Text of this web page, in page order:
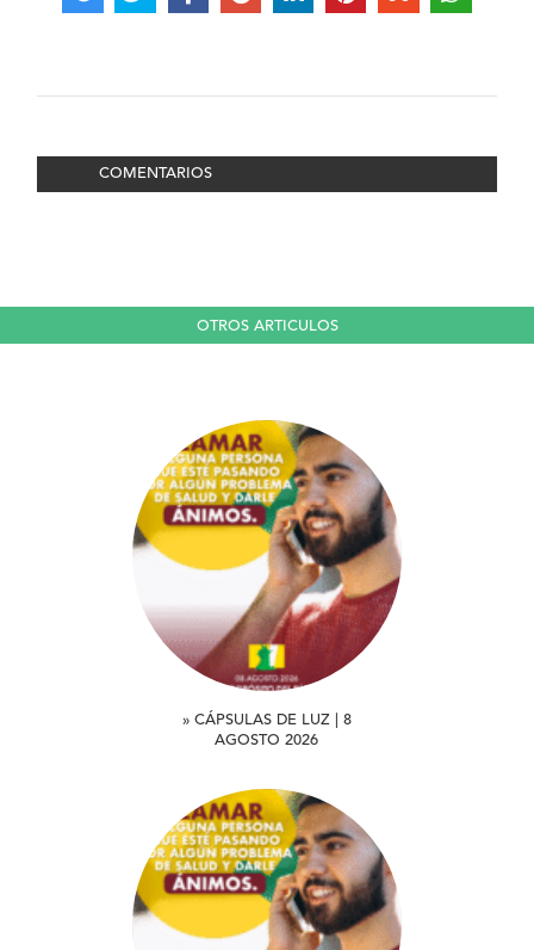
COMENTARIOS
OTROS ARTICULOS
» CÁPSULAS DE LUZ | 8
AGOSTO 2026